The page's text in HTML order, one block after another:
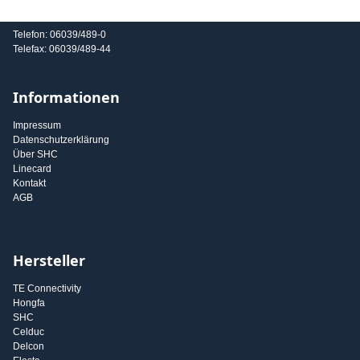
Telefon: 06039/489-0
Telefax: 06039/489-44
Informationen
Impressum
Datenschutzerklärung
Über SHC
Linecard
Kontakt
AGB
Hersteller
TE Connectivity
Hongfa
SHC
Celduc
Delcon